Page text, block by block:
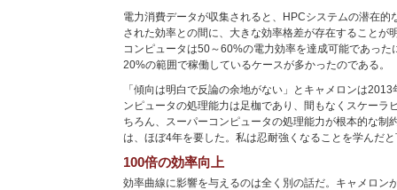
電力消費データが収集されると、HPCシステムの潜在的
された効率との間に、大きな効率格差が存在することが
コンピュータは50～60%の電力効率を達成可能であっ
20%の範囲で稼働しているケースが多かったのである。
「傾向は明白で反論の余地がない」とキャメロンは
ンピュータの処理能力は足枷であり、間もなくスケーラ
ちろん、スーパーコンピュータの処理能力が根本的な制
は、ほぼ4年を要した。私は忍耐強くなることを学んだ
100倍の効率向上
効率曲線に影響を与えるのは全く別の話だ。キャメロン